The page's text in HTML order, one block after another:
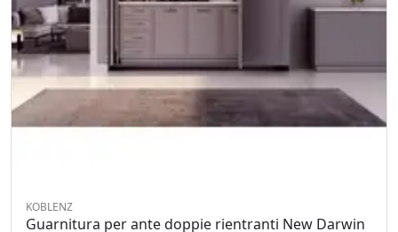
KOBLENZ
Guarnitura per ante doppie rientranti New Darwin